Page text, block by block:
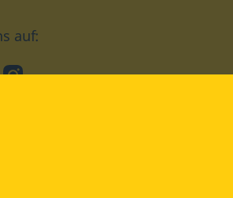
auf:
Instagram